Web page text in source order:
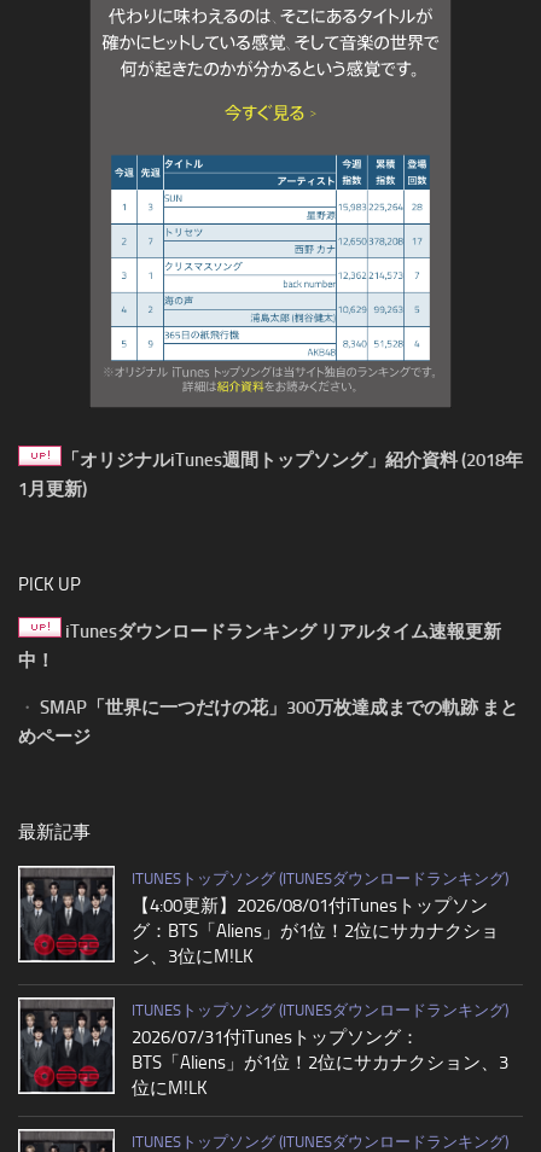
「オリジナルiTunes週間トップソング」紹介資料 (2018年
1月更新)
PICK UP
iTunesダウンロードランキング リアルタイム速報更新
中！
・ SMAP「世界に一つだけの花」300万枚達成までの軌跡 まと
めページ
最新記事
ITUNESトップソング (ITUNESダウンロードランキング)
【4:00更新】2026/08/01付iTunesトップソン
グ：BTS「Aliens」が1位！2位にサカナクショ
ン、3位にM!LK
ITUNESトップソング (ITUNESダウンロードランキング)
2026/07/31付iTunesトップソング：
BTS「Aliens」が1位！2位にサカナクション、3
位にM!LK
ITUNESトップソング (ITUNESダウンロードランキング)